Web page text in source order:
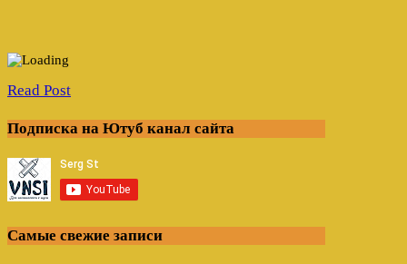
Read Post
Подписка на Ютуб канал сайта
Самые свежие записи